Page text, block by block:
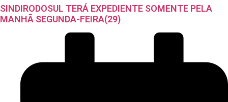
SINDIRODOSUL TERÁ EXPEDIENTE SOMENTE PELA
MANHÃ SEGUNDA-FEIRA(29)